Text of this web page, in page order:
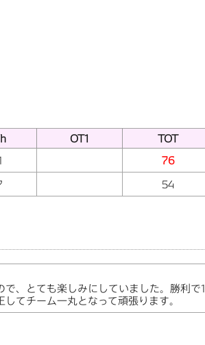
OT1
TOT
76
54
、とても楽しみにしていました。勝利で1
てチーム一丸となって頑張ります。